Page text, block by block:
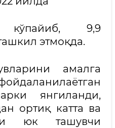
9,9
этмоқда.
амалга
янгиланди,
ортиқ катта ва
юк ташувчи